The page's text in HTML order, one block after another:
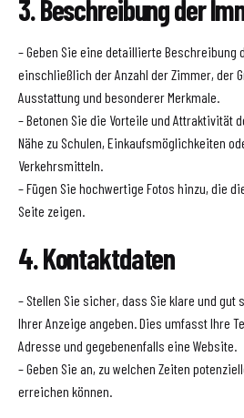
3. Beschreibung der
– Geben Sie eine detaillierte Beschreibung
einschließlich der Anzahl der Zimmer, der
Ausstattung und besonderer Merkmale.
– Betonen Sie die Vorteile und Attraktivität
Nähe zu Schulen, Einkaufsmöglichkeiten
Verkehrsmitteln.
– Fügen Sie hochwertige Fotos hinzu, die
Seite zeigen.
4. Kontaktdaten
– Stellen Sie sicher, dass Sie klare und gut
Ihrer Anzeige angeben. Dies umfasst Ihre
Adresse und gegebenenfalls eine Website.
– Geben Sie an, zu welchen Zeiten
erreichen können.